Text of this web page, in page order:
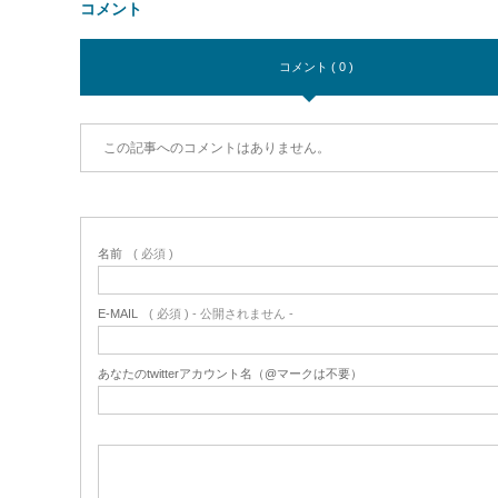
コメント
コメント ( 0 )
この記事へのコメントはありません。
名前 ( 必須 )
E-MAIL ( 必須 ) - 公開されません -
あなたのtwitterアカウント名（@マークは不要）